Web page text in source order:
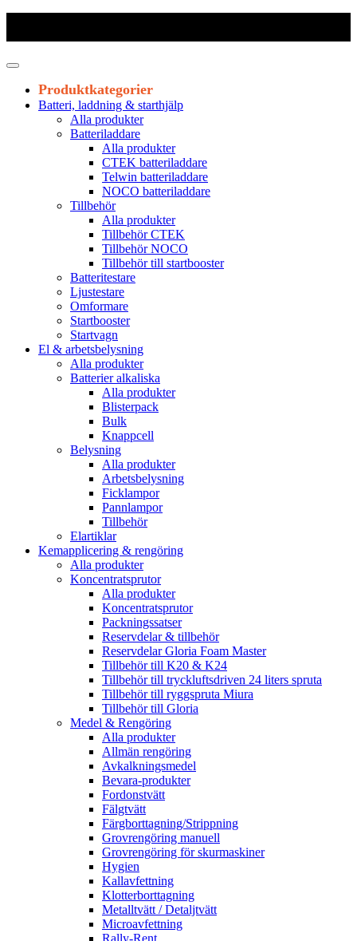
Produktkategorier
Batteri, laddning & starthjälp
Alla produkter
Batteriladdare
Alla produkter
CTEK batteriladdare
Telwin batteriladdare
NOCO batteriladdare
Tillbehör
Alla produkter
Tillbehör CTEK
Tillbehör NOCO
Tillbehör till startbooster
Batteritestare
Ljustestare
Omformare
Startbooster
Startvagn
El & arbetsbelysning
Alla produkter
Batterier alkaliska
Alla produkter
Blisterpack
Bulk
Knappcell
Belysning
Alla produkter
Arbetsbelysning
Ficklampor
Pannlampor
Tillbehör
Elartiklar
Kemapplicering & rengöring
Alla produkter
Koncentratsprutor
Alla produkter
Koncentratsprutor
Packningssatser
Reservdelar & tillbehör
Reservdelar Gloria Foam Master
Tillbehör till K20 & K24
Tillbehör till tryckluftsdriven 24 liters spruta
Tillbehör till ryggspruta Miura
Tillbehör till Gloria
Medel & Rengöring
Alla produkter
Allmän rengöring
Avkalkningsmedel
Bevara-produkter
Fordonstvätt
Fälgtvätt
Färgborttagning/Strippning
Grovrengöring manuell
Grovrengöring för skurmaskiner
Hygien
Kallavfettning
Klotterborttagning
Metalltvätt / Detaljtvätt
Microavfettning
Rally-Rent